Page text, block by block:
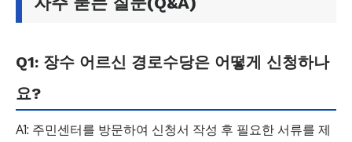
Q1: 장수 어르신 경로수당은 어떻게 신청하나
요?
A1: 주민센터를 방문하여 신청서 작성 후 필요한 서류를 제